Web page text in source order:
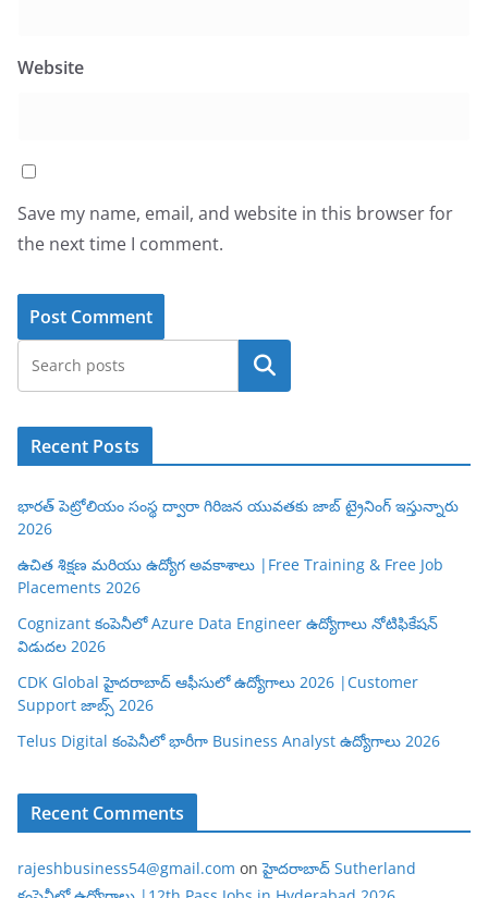
Website
Save my name, email, and website in this browser for
the next time I comment.
Search
Recent Posts
భారత్ పెట్రోలియం సంస్థ ద్వారా గిరిజన యువతకు జాబ్ ట్రైనింగ్ ఇస్తున్నారు
2026
ఉచిత శిక్షణ మరియు ఉద్యోగ అవకాశాలు |Free Training & Free Job
Placements 2026
Cognizant కంపెనీలో Azure Data Engineer ఉద్యోగాలు నోటిఫికేషన్
విడుదల 2026
CDK Global హైదరాబాద్ ఆఫీసులో ఉద్యోగాలు 2026 |Customer
Support జాబ్స్ 2026
Telus Digital కంపెనీలో భారీగా Business Analyst ఉద్యోగాలు 2026
Recent Comments
rajeshbusiness54@gmail.com onహైదరాబాద్ Sutherland